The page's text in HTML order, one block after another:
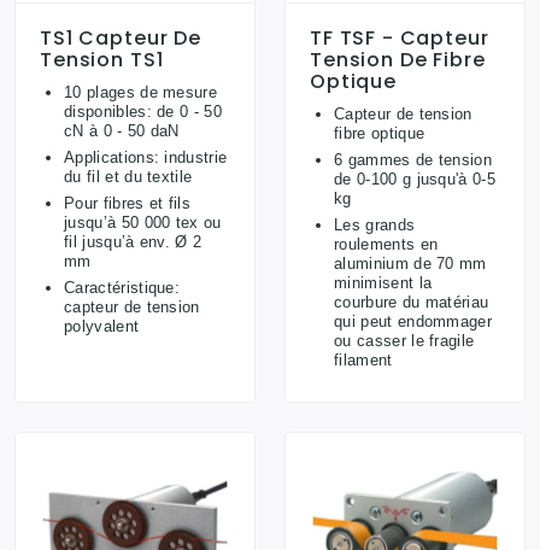
TS1 Capteur De
Tension TS1
10 plages de mesure
disponibles: de 0 - 50
cN à 0 - 50 daN
Applications: industrie
du fil et du textile
Pour fibres et fils
jusqu’à 50 000 tex ou
fil jusqu’à env. Ø 2
mm
Caractéristique:
capteur de tension
polyvalent
TF TSF - Capteur
Tension De Fibre
Optique
Capteur de tension
fibre optique
6 gammes de tension
de 0-100 g jusqu'à 0-5
kg
Les grands
roulements en
aluminium de 70 mm
minimisent la
courbure du matériau
qui peut endommager
ou casser le fragile
filament